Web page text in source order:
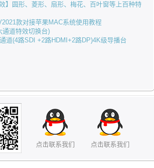
效】圆形、菱形、扇形、梅花、百叶窗等上百种特
款对接苹果MAC系统使用教程
通道特效切换台)
道(4路SDI +2路HDMI+2路DP)4K级导播台
点击联系我们
点击联系我们